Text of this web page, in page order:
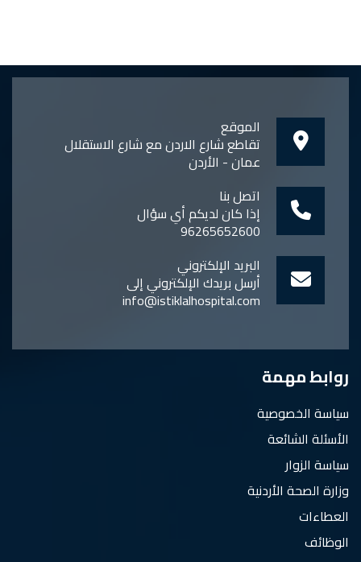
الموقع
تقاطع شارع الاردن مع شارع الاستقلال
عمان - الأردن
اتصل بنا
إذا كان لديكم أي سؤال
96265652600
البريد الإلكتروني
أرسل بريدك الإلكتروني إلى
info@istiklalhospital.com
روابط مهمة
سياسة الخصوصية
الأسئلة الشائعة
سياسة الزوار
وزارة الصحة الأردنية
العطاءات
الوظائف